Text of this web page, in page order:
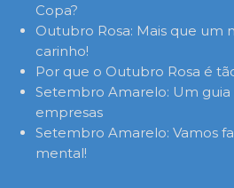
Copa?
Outubro Rosa: Mais que um
carinho!
Por que o Outubro Rosa é
Setembro Amarelo: Um
empresas
Setembro Amarelo: Vamos
mental!